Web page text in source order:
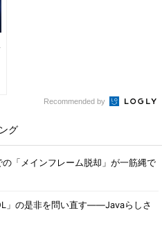
Recommended by
グ
「メインフレーム脱却」が一筋縄で
」の是非を問い直す――Javaらしさ